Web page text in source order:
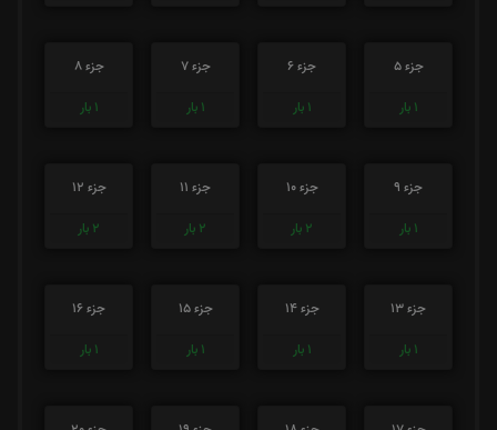
جزء 5
1 بار
جزء 6
1 بار
جزء 7
1 بار
جزء 8
1 بار
جزء 9
1 بار
جزء 10
2 بار
جزء 11
2 بار
جزء 12
2 بار
جزء 13
1 بار
جزء 14
1 بار
جزء 15
1 بار
جزء 16
1 بار